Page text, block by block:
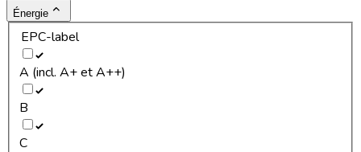
Énergie
EPC-label
A (incl. A+ et A++)
B
C